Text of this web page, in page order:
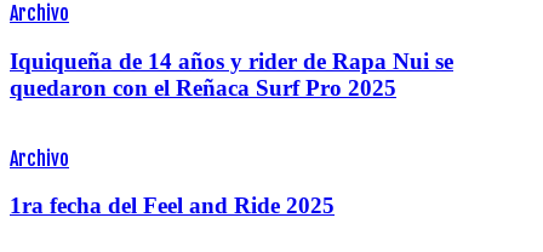
Archivo
Iquiqueña de 14 años y rider de Rapa Nui se
quedaron con el Reñaca Surf Pro 2025
Archivo
1ra fecha del Feel and Ride 2025